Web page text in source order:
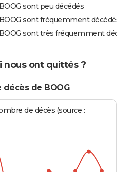
sont peu décédés
sont fréquemment décédés
sont très fréquemment
nous ont quittés ?
de BOOG
de décès (source :